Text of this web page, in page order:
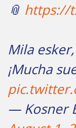
📎 https://
Mila esker,
¡Mucha
— Kosner